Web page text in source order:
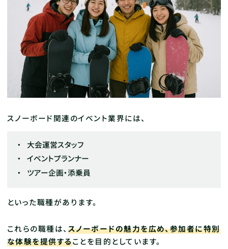
スノーボード関連のイベント業界には、
大会運営スタッフ
イベントプランナー
ツアー企画・添乗員
といった職種があります。
これらの職種は、 スノーボードの魅力を広め、参加者に特別
な体験を提供することを目的としています。